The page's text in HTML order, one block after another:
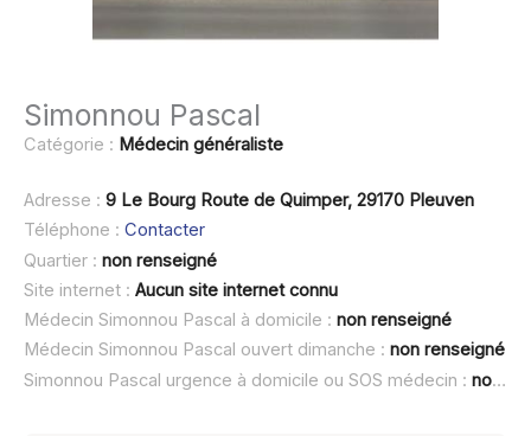
Simonnou Pascal
Catégorie : Médecin généraliste
Adresse : 9 Le Bourg Route de Quimper, 29170 Pleuven
Téléphone : Contacter
Quartier : non renseigné
Site internet : Aucun site internet connu
Médecin Simonnou Pascal à domicile : non renseigné
Médecin Simonnou Pascal ouvert dimanche : non renseigné
Simonnou Pascal urgence à domicile ou SOS médecin : non renseigné